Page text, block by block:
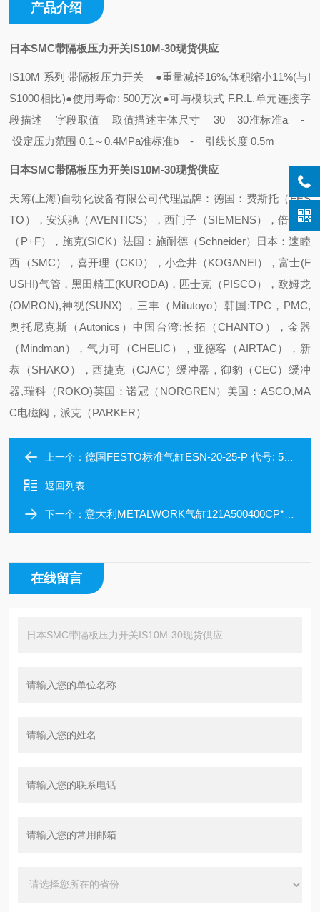
产品介绍
日本SMC带隔板压力开关IS10M-30现货供应
IS10M 系列 带隔板压力开关 ●重量减轻16%,体积缩小11%(与I
S1000相比)●使用寿命: 500万次●可与模块式 F.R.L.单元连接字
段描述 字段取值 取值描述主体尺寸 30 30准标准a -
设定压力范围 0.1～0.4MPa准标准b - 引线长度 0.5m
日本SMC带隔板压力开关IS10M-30现货供应
天筹(上海)自动化设备有限公司代理品牌： 德国：费斯托（FES
TO），安沃驰（AVENTICS），西门子（SIEMENS），倍加福
（P+F），施克(SICK）法国：施耐德（Schneider）
日本：速睦
西（SMC），喜开理（CKD），小金井（KOGANEI），富士(F
USHI)气管，黑田精工(KURODA)，匹士克（PISCO），欧姆龙
(OMRON),神视(SUNX) ，三丰（Mitutoyo） 韩国:TPC，PMC,
奥托尼克斯（Autonics） 中国台湾:长拓（CHANTO），金器
（Mindman），气力可（CHELIC），亚德客（AIRTAC），新
恭（SHAKO），西捷克（CJAC）缓冲器，御豹（CEC）缓冲
器,瑞科（ROKO)英国：诺冠（NORGREN） 美国：ASCO,MA
C电磁阀，派克（PARKER）
上一个：德国FESTO标准气缸ESN-20-25-P 代号: 5099
返回列表
下一个：意大利METALWORK气缸121A500400CP*现货
在线留言